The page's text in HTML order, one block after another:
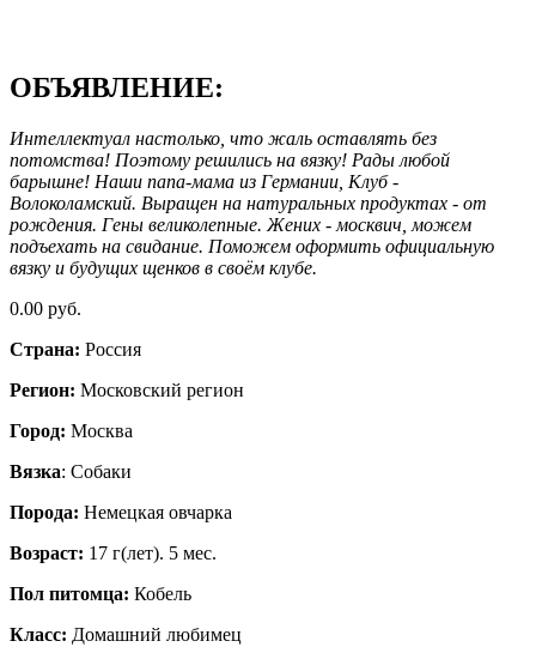
ОБЪЯВЛЕНИЕ:
Интеллектуал настолько, что жаль оставлять без
потомства! Поэтому решились на вязку! Рады любой
барышне! Наши папа-мама из Германии, Клуб -
Волоколамский. Выращен на натуральных продуктах - от
рождения. Гены великолепные. Жених - москвич, можем
подъехать на свидание. Поможем оформить официальную
вязку и будущих щенков в своём клубе.
0.00 руб.
Страна: Россия
Регион: Московский регион
Город: Москва
Вязка: Собаки
Порода: Немецкая овчарка
Возраст: 17 г(лет). 5 мес.
Пол питомца: Кобель
Класс: Домашний любимец